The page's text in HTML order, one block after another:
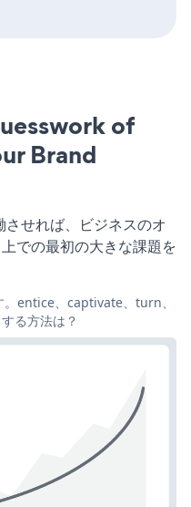
of
Brand
せれば、ビジネスのオ
での最初の大きな課題を
entice、captivate、turn、
る方法は？